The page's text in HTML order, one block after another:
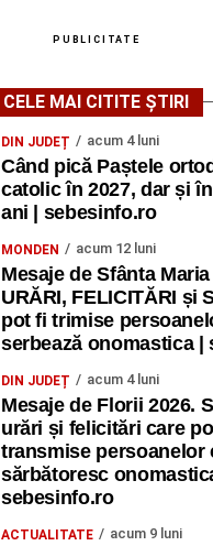
PUBLICITATE
CELE MAI CITITE ȘTIRI
DIN JUDEȚ acum 4 luni
Când pică Paștele
catolic în 2027, dar și
ani | sebesinfo.ro
MONDEN acum 12 luni
Mesaje de Sfânta Maria
URĂRI, FELICITĂRI și
pot fi trimise
serbează onomastica |
DIN JUDEȚ acum 4 luni
Mesaje de Florii 2026.
urări și felicitări care
transmise persoanelor
sărbătoresc
sebesinfo.ro
ACTUALITATE acum 9 luni